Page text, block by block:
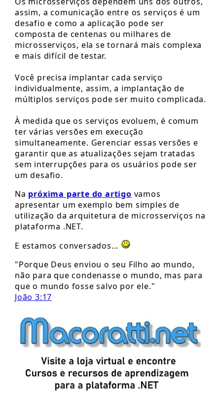
assim, a comunicação entre os serviços é um
desafio e como a aplicação pode ser
composta de centenas ou milhares de
microsserviços, ela se tornará mais complexa
e mais difícil de testar.
Você precisa implantar cada serviço
individualmente, assim, a implantação de
múltiplos serviços pode ser muito complicada.
À medida que os serviços evoluem, é comum
ter várias versões em execução
simultaneamente. Gerenciar essas versões e
garantir que as atualizações sejam tratadas
sem interrupções para os usuários pode ser
um desafio.
Na próxima parte do artigo vamos
apresentar um exemplo bem simples de
utilização da arquitetura de microsserviços na
plataforma .NET.
E estamos conversados...
"Porque Deus enviou o seu Filho ao mundo,
não para que condenasse o mundo, mas para
que o mundo fosse salvo por ele."
João 3:17